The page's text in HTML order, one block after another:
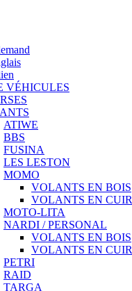
VÉHICULES
ATIWE
BBS
FUSINA
LES LESTON
MOMO
VOLANTS EN BOIS
VOLANTS EN CUIR
MOTO-LITA
NARDI / PERSONAL
VOLANTS EN BOIS
VOLANTS EN CUIR
PETRI
RAID
TARGA